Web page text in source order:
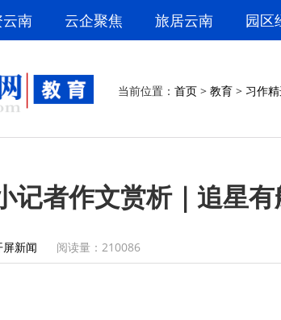
南 云企聚焦 旅居云南 园区
当前位置： 首页 > 教育 > 习作
记者作文赏析｜追星
屏新闻 阅读量： 210086